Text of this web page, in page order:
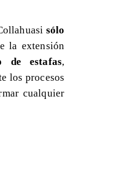
sólo
la extensión
de estafas,
los procesos
cualquier